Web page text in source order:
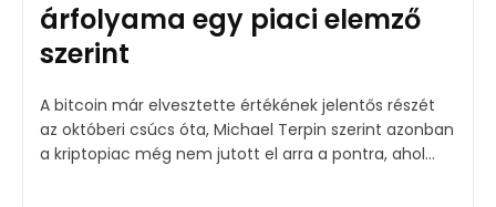
árfolyama egy piaci elemző
szerint
A bitcoin már elvesztette értékének jelentős részét
az októberi csúcs óta, Michael Terpin szerint azonban
a kriptopiac még nem jutott el arra a pontra, ahol...